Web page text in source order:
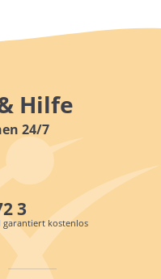
Hilfe
24/7
3
garantiert kostenlos